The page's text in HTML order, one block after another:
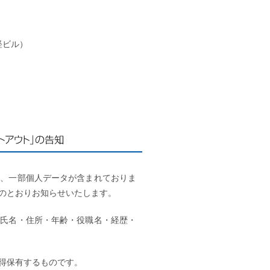
ル）
一部個人データが含まれておりま
おりお知らせいたします。
名・住所・年齢・役職名・経歴・
有するものです。